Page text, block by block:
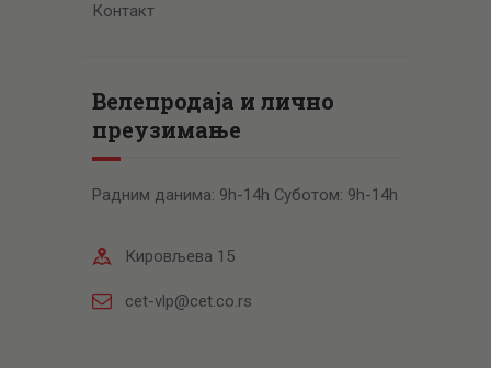
Контакт
Велепродаја и лично
преузимање
Радним данима: 9h-14h Суботом: 9h-14h
Кировљева 15
cet-vlp@cet.co.rs